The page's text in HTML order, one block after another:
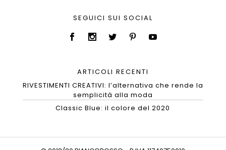
SEGUICI SUI SOCIAL
ARTICOLI RECENTI
RIVESTIMENTI CREATIVI: l’alternativa che rende la
semplicità alla moda
Classic Blue: il colore del 2020